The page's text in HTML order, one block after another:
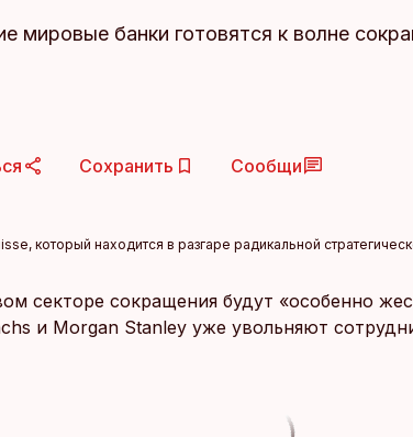
мировые банки готовятся к волне
Сохранить Сообщи
который находится в разгаре радикальной
секторе сокращения будут «особенно
и Morgan Stanley уже увольняют